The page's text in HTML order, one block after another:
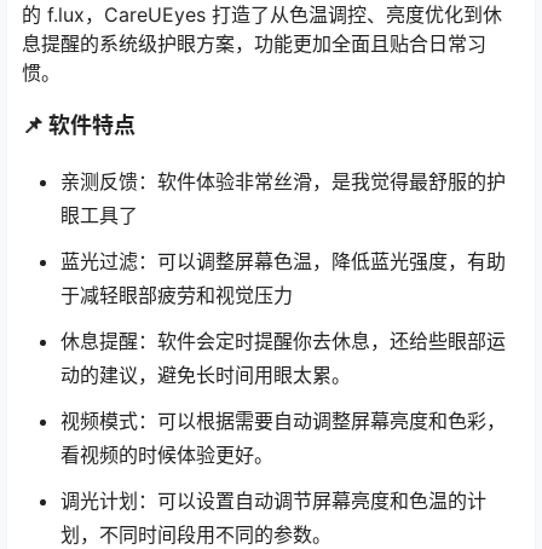
的 f.lux，CareUEyes 打造了从色温调控、亮度优化到休
息提醒的系统级护眼方案，功能更加全面且贴合日常习
惯。
📌 软件特点
亲测反馈：软件体验非常丝滑，是我觉得最舒服的护
眼工具了
蓝光过滤：可以调整屏幕色温，降低蓝光强度，有助
于减轻眼部疲劳和视觉压力
休息提醒：软件会定时提醒你去休息，还给些眼部运
动的建议，避免长时间用眼太累。
视频模式：可以根据需要自动调整屏幕亮度和色彩，
看视频的时候体验更好。
调光计划：可以设置自动调节屏幕亮度和色温的计
划，不同时间段用不同的参数。